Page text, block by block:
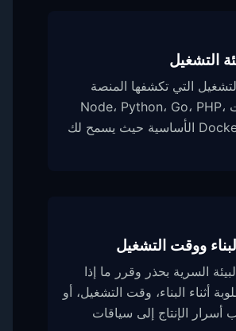
التشغيل
التي تكشفها المنصة
فقط. ثبت إصدارات Node، Python، Go، PHP،
Ruby، .NET، أو Docker الأساسية حيث يسمح لك
ووقت التشغيل
السرية بحذر وقرر ما إذا
أثناء البناء، وقت التشغيل، أو
الإنتاج إلى سياقات